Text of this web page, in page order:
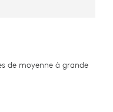
de moyenne à grande